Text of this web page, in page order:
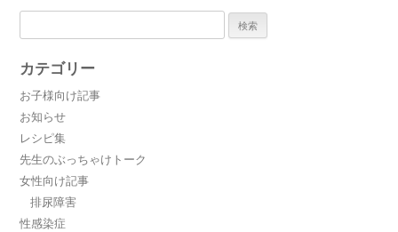
索:
カテゴリー
お子様向け記事
お知らせ
レシピ集
先生のぶっちゃけトーク
女性向け記事
排尿障害
性感染症